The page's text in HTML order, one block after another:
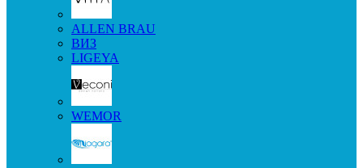
ALLEN BRAU
ВИЗ
LIGEYA
WEMOR